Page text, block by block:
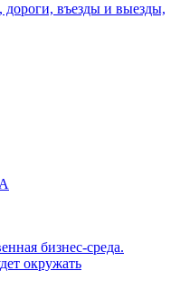
въезды и выезды,
бизнес-среда.
окружать